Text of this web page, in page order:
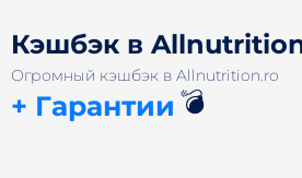
Кэшбэк в
Огромный кэшбэк в Allnutrition.ro
+ Гарантии 💣